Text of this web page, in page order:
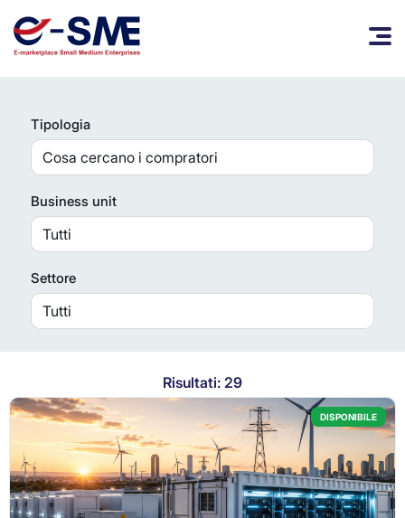
Tipologia
Business unit
Settore
Risultati: 29
DISPONIBILE